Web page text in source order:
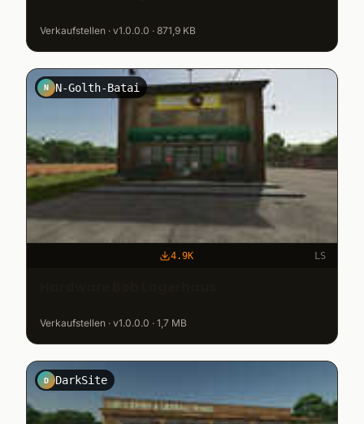
Verkaufstellen · v1.0.0.0 · 871,9 KB
N N-Golth-Batai
4.9K LS
Verkaufstellen · v1.0.0.0 · 1,7 MB
D DarkSite